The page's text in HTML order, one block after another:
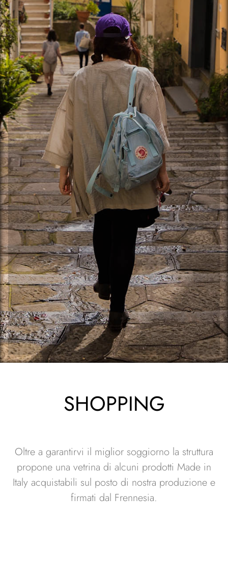
SHOPPING
Oltre a garantirvi il miglior soggiorno la struttura
propone una vetrina di alcuni prodotti Made in
Italy acquistabili sul posto di nostra produzione e
firmati dal Frennesia.